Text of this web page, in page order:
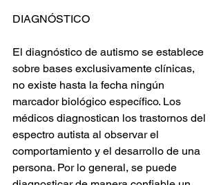
DIAGNÓSTICO
El diagnóstico de autismo se establece
sobre bases exclusivamente clínicas,
no existe hasta la fecha ningún
marcador biológico específico. Los
médicos diagnostican los trastornos del
espectro autista al observar el
comportamiento y el desarrollo de una
persona. Por lo general, se puede